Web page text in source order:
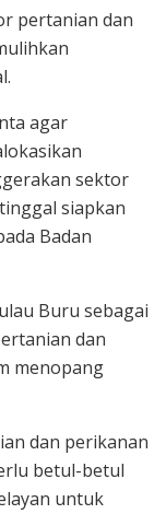
pertanian dan
agar
sektor
siapkan
Badan
Buru sebagai
dan
menopang
dan perikanan
betul-betul
untuk